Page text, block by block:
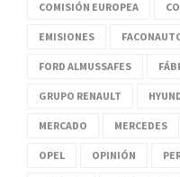
COMISIÓN EUROPEA
EMISIONES
FORD ALMUSSAFES
GRUPO RENAULT
MERCADO MERCEDES
OPEL OPINIÓN